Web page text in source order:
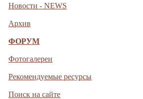
Новости - NEWS
Архив
ФОРУМ
Фотогалереи
Рекомендуемые ресурсы
Поиск на сайте